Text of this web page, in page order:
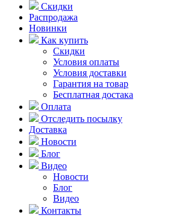
Скидки
Распродажа
Новинки
Как купить
Скидки
Условия оплаты
Условия доставки
Гарантия на товар
Бесплатная достака
Оплата
Отследить посылку
Доставка
Новости
Блог
Видео
Новости
Блог
Видео
Контакты